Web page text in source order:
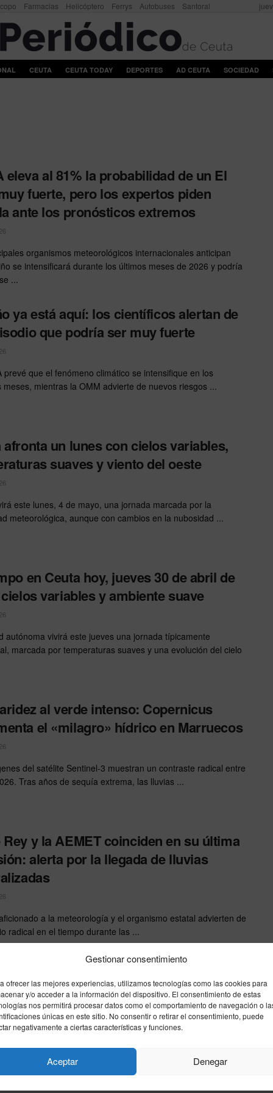
Gestionar consentimiento
ofrecer las mejores experiencias, utilizamos tecnologías como las cookies para
y/o acceder a la información del dispositivo. El consentimiento de estas
nos permitirá procesar datos como el comportamiento de navegación o
únicas en este sitio. No consentir o retirar el consentimiento, puede
negativamente a ciertas características y funciones.
Aceptar Denegar
Farmacias Helicóptero Ferrys Autobuses Santoral
CEUTA CEUTA TODAY DEPORTES AD CEUTA SOCIEDAD
eleva al 81% la probabilidad de un El
fuerte, pero los expertos piden
ante los pronósticos extremos
organismos meteorológicos internacionales anticipan
se intensificará durante los últimos meses de 2026 y podría
...
ya está aquí: los científicos alertan de
que podría ser muy fuerte
prevé que el fenómeno climático se intensifique en los
meses, mientras la OMM advierte de nuevos riesgos ...
afronta un lunes con cielos variables,
suaves y viento del oeste
este lunes, 4 de mayo, una jornada marcada por la
meteorológica, aunque con cambios en la nubosidad ...
en Ceuta hoy, jueves 30 de abril de
variables y ambiente suave
autónoma vivirá este jueves una jornada típicamente
marcada por temperaturas suaves y una evolución del cielo
al verde intenso: Copernicus
el «milagro» hídrico en Marruecos
del satélite Sentinel-3 muestran un contraste radical entre
Tras años de sequía extrema, las lluvias ...
y la AEMET coinciden en su última
alerta por la llegada de lluvias
a la meteorología y el organismo estatal advierten de
radical en el tiempo durante las ...
en Almería, Granada y Jaén
de viento muy fuertes y fenómenos
activa la alerta en el tercio oriental de la comunidad ante un
dejará precipitaciones débiles y ...